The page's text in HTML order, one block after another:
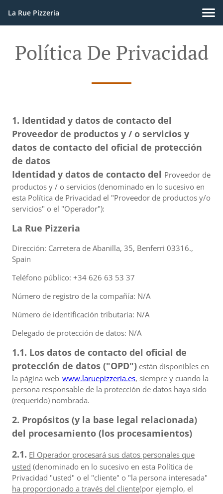
La Rue Pizzeria
Política De Privacidad
1. Identidad y datos de contacto del
Proveedor de productos y / o servicios y
datos de contacto del oficial de protección
de datos
Identidad y datos de contacto del Proveedor de
productos y / o servicios (denominado en lo sucesivo en
esta Política de Privacidad el "Proveedor de productos y/o
servicios" o el "Operador"):
La Rue Pizzeria
Dirección: Carretera de Abanilla, 35, Benferri 03316.,
Spain
Teléfono público: +34 626 63 53 37
Número de registro de la compañía: N/A
Número de identificación tributaria: N/A
Delegado de protección de datos: N/A
1.1. Los datos de contacto del oficial de
protección de datos ("OPD") están disponibles en
la página web www.laruepizzeria.es, siempre y cuando la
persona responsable de la protección de datos haya sido
(requerido) nombrada.
2. Propósitos (y la base legal relacionada)
del procesamiento (los procesamientos)
2.1. El Operador procesará sus datos personales que
usted (denominado en lo sucesivo en esta Política de
Privacidad "usted" o el "cliente" o "la persona interesada"
ha proporcionado a través del cliente(por ejemplo, el